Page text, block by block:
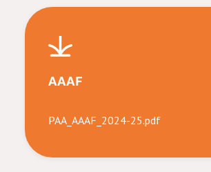
AAAF
PAA_AAAF_2024-25.pdf